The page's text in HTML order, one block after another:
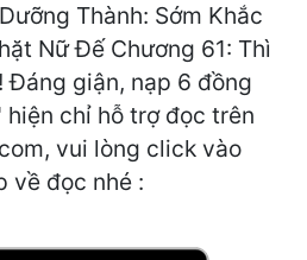
Thành: Sớm Khắc
Nữ Đế Chương 61: Thì
Đáng giận, nạp 6 đồng
chỉ hỗ trợ đọc trên
vui lòng click vào
về đọc nhé :